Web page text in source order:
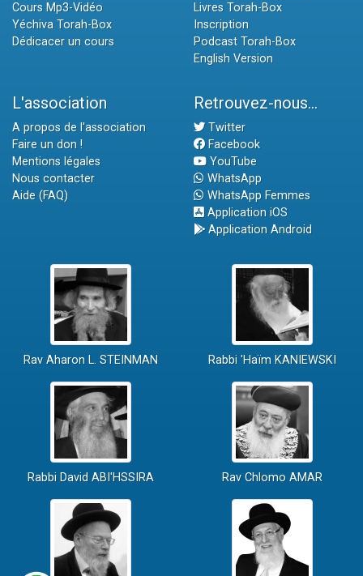
Cours Mp3-Vidéo
Yéchiva Torah-Box
Dédicacer un cours
Livres Torah-Box
Inscription
Podcast Torah-Box
English Version
L'association
A propos de l'association
Faire un don !
Mentions légales
Nous contacter
Aide (FAQ)
Retrouvez-nous...
Twitter
Facebook
YouTube
WhatsApp
WhatsApp Femmes
Application iOS
Application Android
Rav Aharon L. STEINMAN Rabbi 'Haïm KANIEWSKI
Rabbi David ABI'HSSIRA Rav Chlomo AMAR